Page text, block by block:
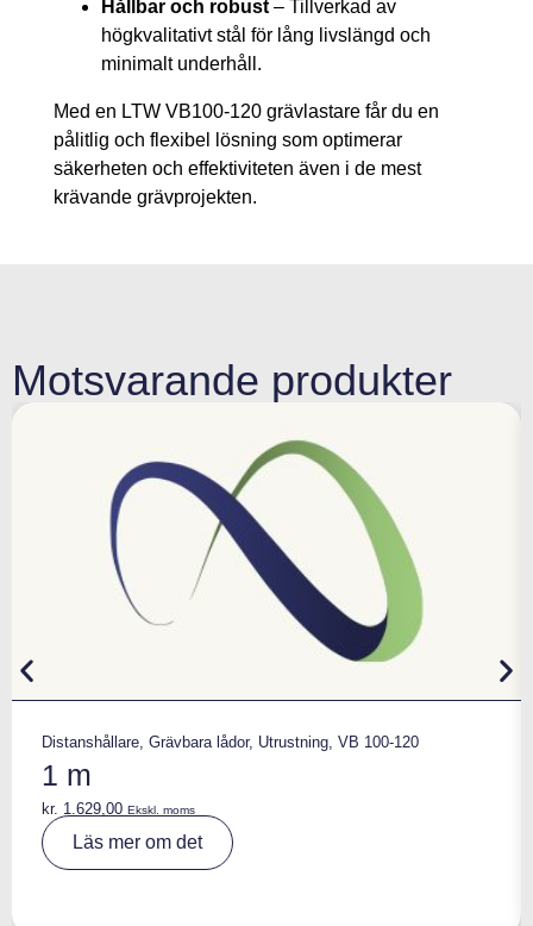
Hållbar och robust – Tillverkad av
högkvalitativt stål för lång livslängd och
minimalt underhåll.
Med en LTW VB100-120 grävlastare får du en
pålitlig och flexibel lösning som optimerar
säkerheten och effektiviteten även i de mest
krävande grävprojekten.
Motsvarande produkter
Distanshållare, Grävbara lådor, Utrustning, VB 100-120
1 m
kr. 1.629,00 Ekskl. moms
Läs mer om det